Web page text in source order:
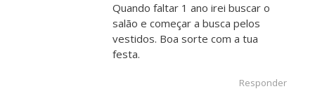
Quando faltar 1 ano irei buscar o
salão e começar a busca pelos
vestidos. Boa sorte com a tua
festa.
Responder